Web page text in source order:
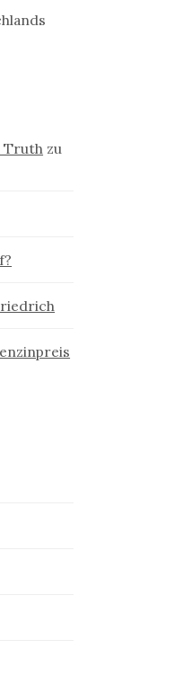
Truth zu